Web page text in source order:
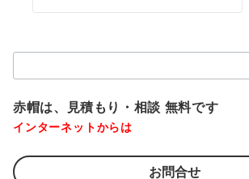
索：
赤帽は、見積もり・相談 無料です
インターネットからは
お問合せ